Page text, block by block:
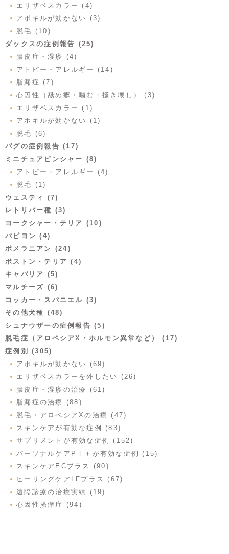
エリザベスカラー (4)
アポキルが効かない (3)
脱毛 (10)
ダックスの症例報告 (25)
膿皮症・湿疹 (4)
アトピー・アレルギー (14)
脂漏症 (7)
心因性（舐め癖・噛む・掻き壊し） (3)
エリザベスカラー (1)
アポキルが効かない (1)
脱毛 (6)
パグの症例報告 (17)
ミニチュアピンシャー (8)
アトピー・アレルギー (4)
脱毛 (1)
ウェスティ (7)
レトリバー種 (3)
ヨークシャー・テリア (10)
パピヨン (4)
ポメラニアン (24)
ボストン・テリア (4)
キャバリア (5)
マルチーズ (6)
コッカー・スパニエル (3)
その他犬種 (48)
シュナウザーの症例報告 (5)
脱毛症（アロペシアX・ホルモン異常など） (17)
症例別 (305)
アポキルが効かない (69)
エリザベスカラーを外したい (26)
膿皮症・湿疹の治療 (61)
脂漏症の治療 (88)
脱毛・アロペシアXの治療 (47)
スキンケアが有効な症例 (83)
サプリメントが有効な症例 (152)
パーソナルケアPⅡ＋が有効な症例 (15)
スキンケアECプラス (90)
ヒーリングケアLFプラス (67)
遠隔診療の治療実績 (19)
心因性掻痒症 (94)